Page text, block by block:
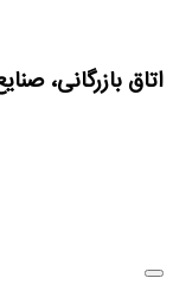
اتاق بازرگانی،